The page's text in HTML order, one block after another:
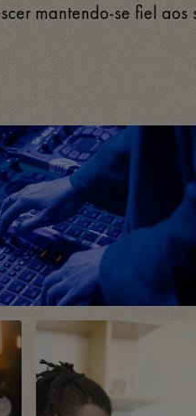
mantendo-se fiel aos